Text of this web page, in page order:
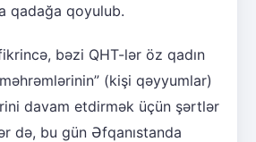
qadağa qoyulub.
bəzi QHT-lər öz qadın
(kişi qəyyumlar)
davam etdirmək üçün şərtlər
də, bu gün Əfqanıstanda